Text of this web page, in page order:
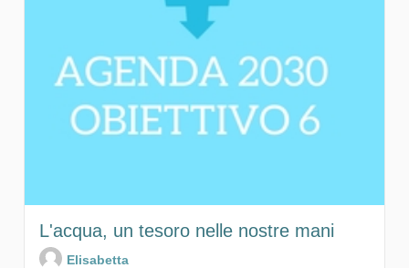
L'acqua, un tesoro nelle nostre mani
Elisabetta